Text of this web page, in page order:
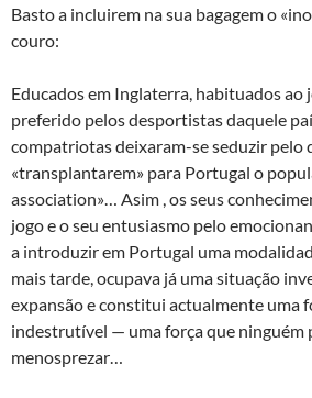
Basto a incluirem na sua bagagem o
couro:
Educados em Inglaterra, habituados ao
preferido pelos desportistas daquele
compatriotas deixaram-se seduzir pelo
«transplantarem» para Portugal o
association»… Asim , os seus
jogo e o seu entusiasmo pelo
a introduzir em Portugal uma
mais tarde, ocupava já uma situação
expansão e constitui actualmente uma
indestrutível — uma força que ninguém
menosprezar…